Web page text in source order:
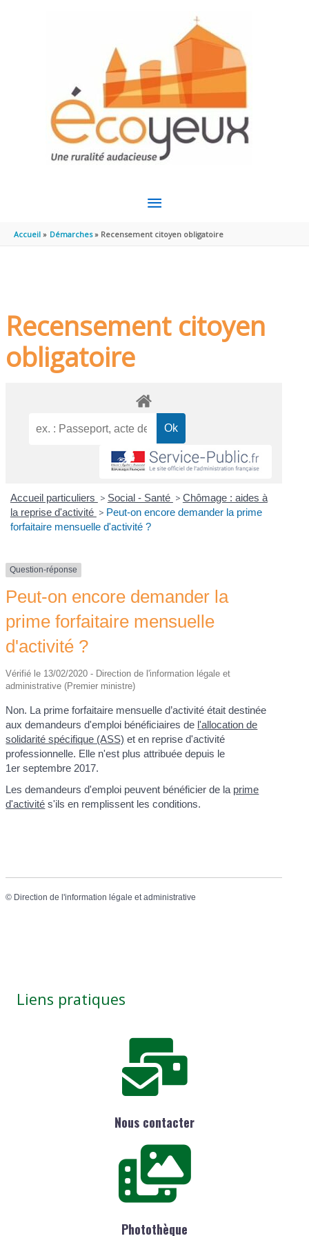
MENU
PRINCIPAL
Accueil Démarches Recensement citoyen obligatoire
Recensement citoyen
obligatoire
Accueil particuliers > Social - Santé > Chômage : aides à
la reprise d'activité > Peut-on encore demander la prime
forfaitaire mensuelle d'activité ?
Question-réponse
Peut-on encore demander la
prime forfaitaire mensuelle
d'activité ?
Vérifié le 13/02/2020 - Direction de l'information légale et
administrative (Premier ministre)
Non. La prime forfaitaire mensuelle d’activité était destinée
aux demandeurs d'emploi bénéficiaires de l'allocation de
solidarité spécifique (ASS) et en reprise d'activité
professionnelle. Elle n'est plus attribuée depuis le
1er septembre 2017.
Les demandeurs d'emploi peuvent bénéficier de la prime
d'activité s'ils en remplissent les conditions.
© Direction de l'information légale et administrative
Liens pratiques
Nous contacter
Photothèque